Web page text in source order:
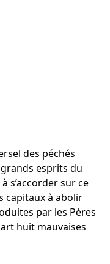
des péchés
esprits du
s’accorder sur ce
capitaux à abolir
par les Pères
huit mauvaises